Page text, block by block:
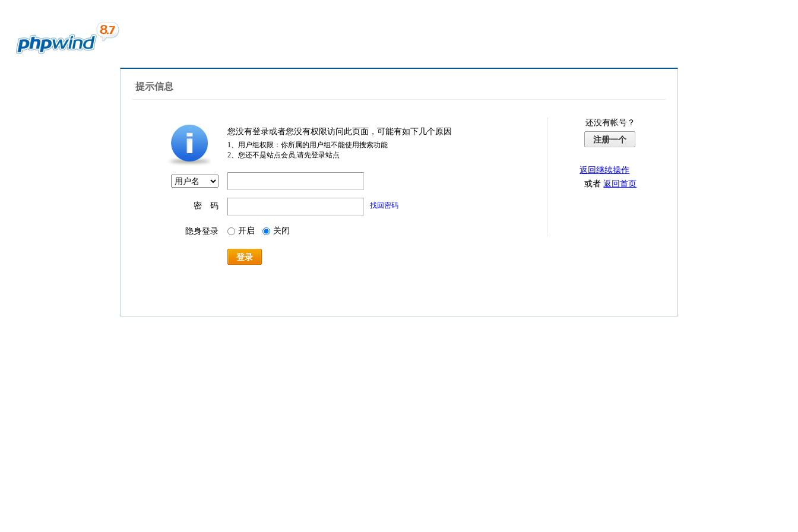
提示信息
您没有登录或者您没有权限访问此页面，可能有如下几个原因
1、用户组权限：你所属的用户组不能使用搜索功能
2、您还不是站点会员,请先登录站点
密 码 找回密码
隐身登录 开启 关闭
登录
还没有帐号？
注册一个
返回继续操作
或者返回首页